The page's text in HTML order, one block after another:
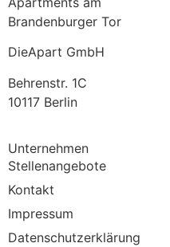
Brandenburger Tor
DieApart GmbH
Behrenstr. 1C
10117 Berlin
Unternehmen
Stellenangebote
Kontakt
Impressum
Datenschutzerklärung